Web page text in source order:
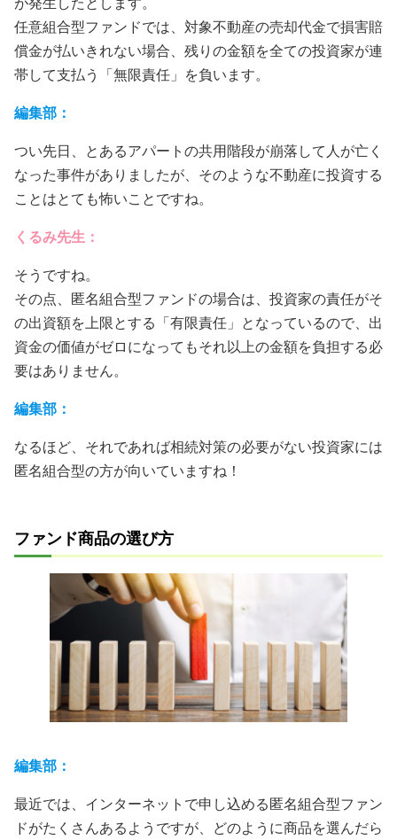
任意組合型ファンドでは、対象不動産の売却代金で損害賠
償金が払いきれない場合、残りの金額を全ての投資家が連
帯して支払う「無限責任」を負います。
編集部：
つい先日、とあるアパートの共用階段が崩落して人が亡く
なった事件がありましたが、そのような不動産に投資する
ことはとても怖いことですね。
くるみ先生：
そうですね。
その点、匿名組合型ファンドの場合は、投資家の責任がそ
の出資額を上限とする「有限責任」となっているので、出
資金の価値がゼロになってもそれ以上の金額を負担する必
要はありません。
編集部：
なるほど、それであれば相続対策の必要がない投資家には
匿名組合型の方が向いていますね！
ファンド商品の選び方
編集部：
最近では、インターネットで申し込める匿名組合型ファン
ドがたくさんあるようですが、どのように商品を選んだら